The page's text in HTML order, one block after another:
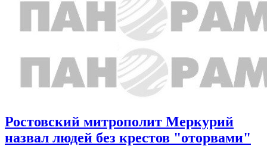
Ростовский митрополит Меркурий
назвал людей без крестов "оторвами"